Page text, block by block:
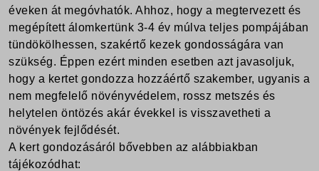
éveken át megóvhatók. Ahhoz, hogy a megtervezett és
megépített álomkertünk 3-4 év múlva teljes pompájában
tündökölhessen, szakértő kezek gondosságára van
szükség. Éppen ezért minden esetben azt javasoljuk,
hogy a kertet gondozza hozzáértő szakember, ugyanis a
nem megfelelő növényvédelem, rossz metszés és
helytelen öntözés akár évekkel is visszavetheti a
növények fejlődését.
A kert gondozásáról bővebben az alábbiakban
tájékozódhat: